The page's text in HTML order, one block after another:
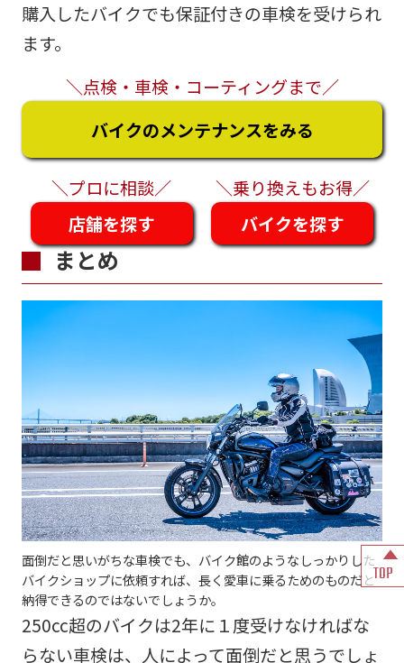
購入したバイクでも保証付きの車検を受けられ
ます。
＼点検・車検・コーティングまで／
バイクのメンテナンスをみる
＼プロに相談／
＼乗り換えもお得／
店舗を探す
バイクを探す
まとめ
面倒だと思いがちな車検でも、バイク館のようなしっかりした
バイクショップに依頼すれば、長く愛車に乗るためのものだと
納得できるのではないでしょうか。
250cc超のバイクは2年に１度受けなければな
らない車検は、人によって面倒だと思うでしょ
TOP